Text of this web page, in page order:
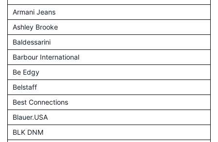
Armani Jeans
Ashley Brooke
Baldessarini
Barbour International
Be Edgy
Belstaff
Best Connections
Blauer.USA
BLK DNM